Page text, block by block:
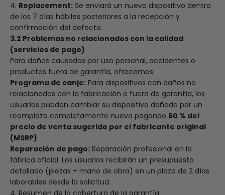
Replacement: Se enviará un nuevo dispositivo dentro
de los 7 días hábiles posteriores a la recepción y
confirmación del defecto.
3.2 Problemas no relacionados con la calidad
(servicios de pago)
Para daños causados por uso personal, accidentes o
productos fuera de garantía, ofrecemos:
Programa de canje: Para dispositivos con daños no
relacionados con la fabricación o fuera de garantía, los
usuarios pueden cambiar su dispositivo dañado por un
reemplazo completamente nuevo pagando 60 % del
precio de venta sugerido por el fabricante original
(MSRP).
Reparación de pago: Reparación profesional en la
fábrica oficial. Los usuarios recibirán un presupuesto
detallado (piezas + mano de obra) en un plazo de 2 días
laborables desde la solicitud.